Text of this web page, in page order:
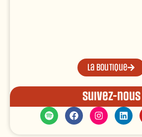
La boutique
Suivez-nous